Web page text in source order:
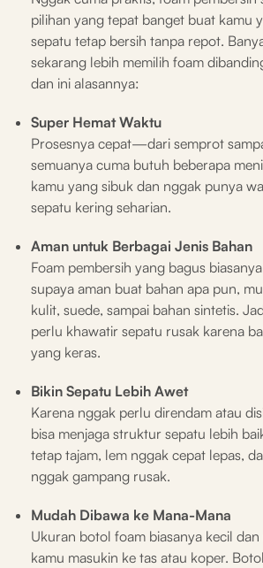
pilihan yang tepat banget buat kamu
sepatu tetap bersih tanpa repot.
sekarang lebih memilih foam
dan ini alasannya:
Super Hemat Waktu
Prosesnya cepat—dari semprot
semuanya cuma butuh beberapa
kamu yang sibuk dan nggak punya
sepatu kering seharian.
Aman untuk Berbagai Jenis Bahan
Foam pembersih yang bagus
supaya aman buat bahan apa pun,
kulit, suede, sampai bahan sintetis.
perlu khawatir sepatu rusak karena
yang keras.
Bikin Sepatu Lebih Awet
Karena nggak perlu direndam atau
bisa menjaga struktur sepatu lebih
tetap tajam, lem nggak cepat lepas,
nggak gampang rusak.
Mudah Dibawa ke Mana-Mana
Ukuran botol foam biasanya kecil dan
kamu masukin ke tas atau koper.